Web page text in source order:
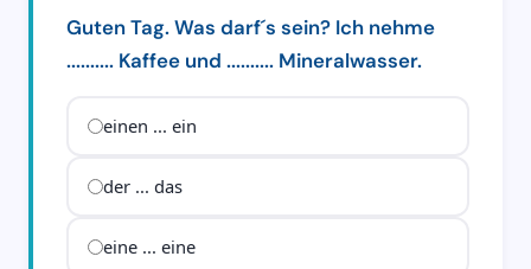
Guten Tag. Was darf´s sein? Ich nehme
.......... Kaffee und .......... Mineralwasser.
einen ... ein
der ... das
eine ... eine